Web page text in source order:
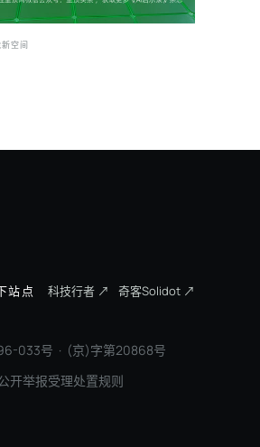
空间
站点 科技行者 ↗ 奇客Solidot ↗
033号 · (京)字第20868号
开举报受理处置规则